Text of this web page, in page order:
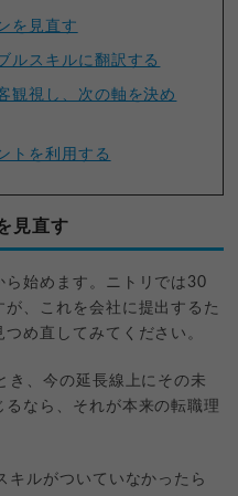
を見直す
ルスキルに翻訳する
観視し、次の軸を決め
トを利用する
見直す
ら始めます。ニトリでは30
、これを会社に提出するた
め直してみてください。
き、今の延長線上にその未
なら、それが本来の転職理
キルがついていなかったら